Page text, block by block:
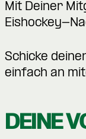
Mit Deiner
Eishockey-
Schicke
einfach an
DEINE